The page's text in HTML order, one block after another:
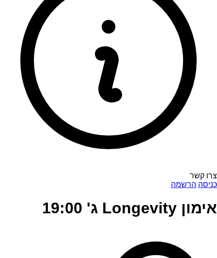
צרו קשר
כניסה הרשמה
אימון Longevity ג' 19:00